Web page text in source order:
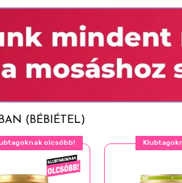
kattan.
(BÉBIÉTEL)
olcsóbb!